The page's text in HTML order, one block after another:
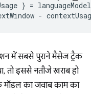
} = languageModel
-
में सबसे पुराने मैसेज ट्रैक
तो इससे नतीजे खराब हो
मॉडल का जवाब काम का